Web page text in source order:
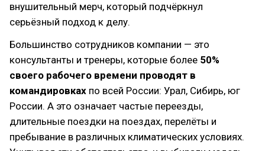
внушительный мерч, который подчёркнул
серьёзный подход к делу.
Большинство сотрудников компании — это
консультанты и тренеры, которые более 50%
своего рабочего времени проводят в
командировках по всей России: Урал, Сибирь, юг
России. А это означает частые переезды,
длительные поездки на поездах, перелёты и
пребывание в различных климатических условиях.